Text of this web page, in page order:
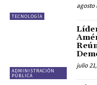
TECNOLOGÍA
agosto
ADMINISTRACIÓN
PÚBLICA
julio